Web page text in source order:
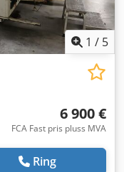
1 / 5
6 900 €
FCA Fast pris pluss MVA
Ring